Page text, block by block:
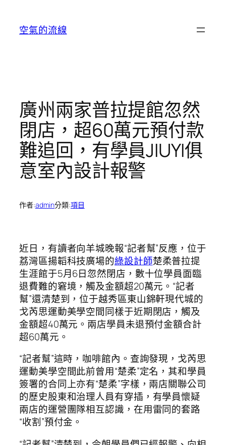
空氣的流線
廣州兩家普拉提館忽然
閉店，超60萬元預付款
難追回，有學員JIUYI俱
意室內設計報警
作者:admin分類:項目
近日，有讀者向羊城晚報“記者幫”反應，位于
荔灣區揚韜科技廣場的綠設計師楚柔普拉提
生涯館于5月6日忽然閉店，數十位學員面臨
退費難的窘境，觸及金額超20萬元。“記者
幫”還清楚到，位于越秀區東山錦軒現代城的
戈芮思運動美學空間同樣于近期閉店，觸及
金額超40萬元。兩店學員未退預付金額合計
超60萬元。
“記者幫”這時，咖啡館內。查詢發現，戈芮思
運動美學空間此前曾用“楚柔”定名，其和學員
簽署的合同上亦有“楚柔”字樣，兩店關聯公司
的歷史股東和治理人員有穿插，有學員懷疑
兩店的運營團隊相互認識，在用雷同的套路
“收割”預付金。